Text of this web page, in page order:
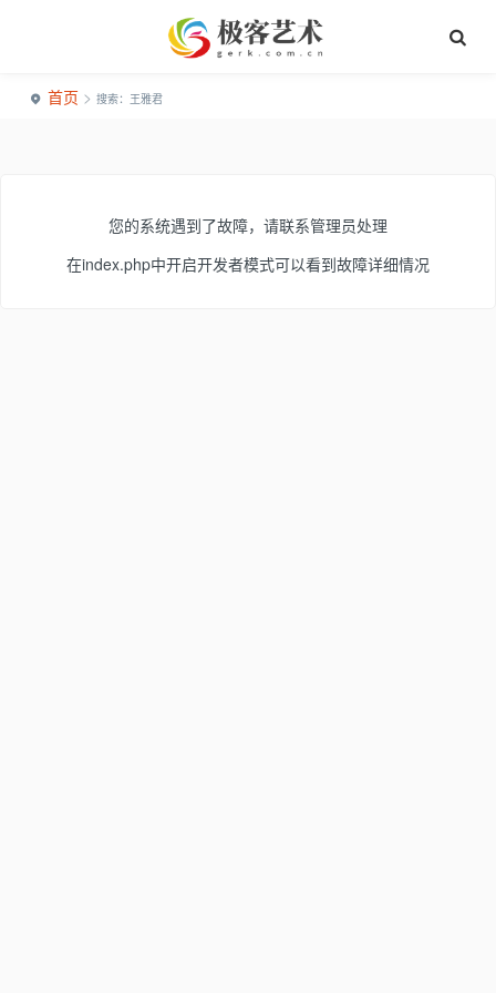
首页 > 搜索：王雅君
您的系统遇到了故障，请联系管理员处理
在index.php中开启开发者模式可以看到故障详细情况